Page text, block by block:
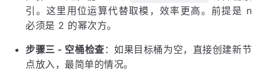
引。这里用位运算代替取模，效率更高。前提是 n
必须是 2 的幂次方。
步骤三 - 空桶检查 ：如果目标桶为空，直接创建新节
点放入，最简单的情况。